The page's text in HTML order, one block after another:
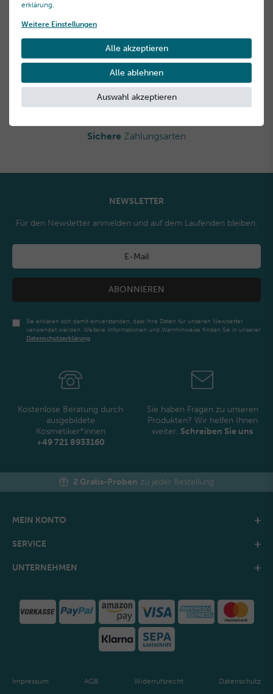
Kostenloser Versand
innerhalb Deutschlands**
Sichere Zahlungsarten
NEWSLETTER
Für den Newsletter anmelden und auf dem Laufenden bleiben.
ABONNIEREN
Sie erklären sich damit einverstanden, dass Ihre Daten für unseren Newsletter
verwendet werden. Weitere Informationen und Warnhinweise finden Sie in unserer
Daten­schutz­erklärung
Kostenlose Beratung durch
ausgebildete
Kosmetiker*innen
+49 721 8933160
Sie haben Fragen zu unseren
Produkten? Wir helfen Ihnen
weiter. Schreiben Sie uns
2 Gratis-Proben zu jeder Bestellung
MEIN KONTO
SERVICE
UNTERNEHMEN
Impressum AGB Widerrufsrecht Datenschutz
erklärung.
Weitere Einstellungen
Alle akzeptieren
Alle ablehnen
Auswahl akzeptieren